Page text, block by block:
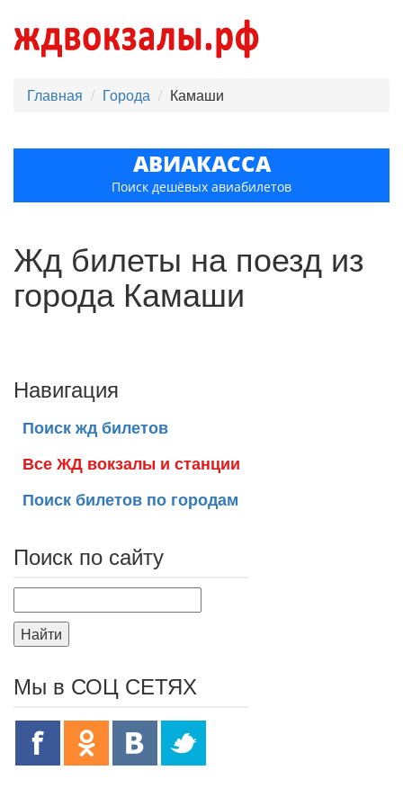
Главная Города Камаши
АВИАКАССА
Поиск дешёвых авиабилетов
Жд билеты на поезд из
города Камаши
Навигация
Поиск жд билетов
Все ЖД вокзалы и станции
Поиск билетов по городам
Поиск по сайту
Найти
Мы в СОЦ СЕТЯХ